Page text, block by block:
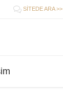
 SİTEDE ARA >>